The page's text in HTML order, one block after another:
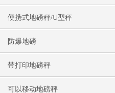
便携式地磅秤/U型秤
防爆地磅
带打印地磅秤
可以移动地磅秤